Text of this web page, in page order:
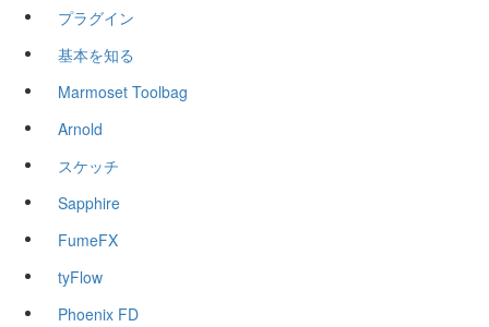
プラグイン
基本を知る
Marmoset Toolbag
Arnold
スケッチ
Sapphire
FumeFX
tyFlow
Phoenix FD